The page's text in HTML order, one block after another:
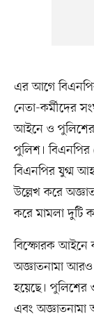
এর আগে
নেতা-কর্মীদের
আইনে ও
পুলিশ। বিএনপির
বিএনপির যুগ্ম
উল্লেখ করে
করে মামলা দুটি
বিস্ফোরক আইনে
অজ্ঞাতনামা
হয়েছে। পুলিশের
এবং